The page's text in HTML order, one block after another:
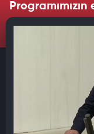
Programımızın